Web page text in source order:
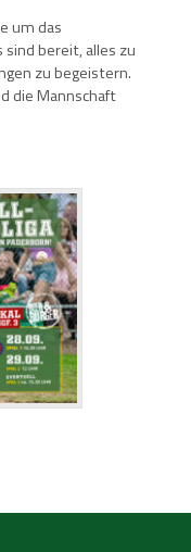
um das
bereit, alles zu
zu begeistern.
die Mannschaft